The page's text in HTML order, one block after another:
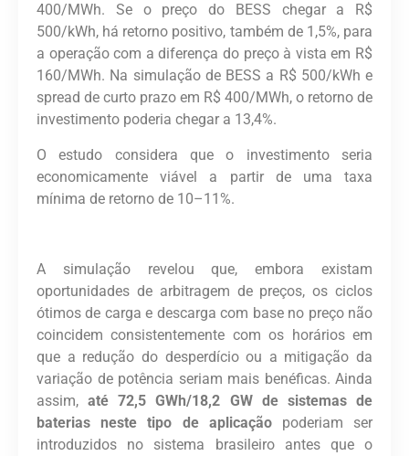
400/MWh. Se o preço do BESS chegar a R$
500/kWh, há retorno positivo, também de 1,5%, para
a operação com a diferença do preço à vista em R$
160/MWh. Na simulação de BESS a R$ 500/kWh e
spread de curto prazo em R$ 400/MWh, o retorno de
investimento poderia chegar a 13,4%.
O estudo considera que o investimento seria
economicamente viável a partir de uma taxa
mínima de retorno de 10–11%.
A simulação revelou que, embora existam
oportunidades de arbitragem de preços, os ciclos
ótimos de carga e descarga com base no preço não
coincidem consistentemente com os horários em
que a redução do desperdício ou a mitigação da
variação de potência seriam mais benéficas. Ainda
assim,até 72,5 GWh/18,2 GW de sistemas de
baterias neste tipo de aplicaçãopoderiam ser
introduzidos no sistema brasileiro antes que o